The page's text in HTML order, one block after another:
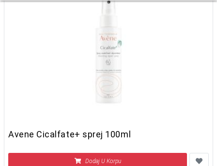
Avene Cicalfate+ sprej 100ml
Dodaj U Korpu